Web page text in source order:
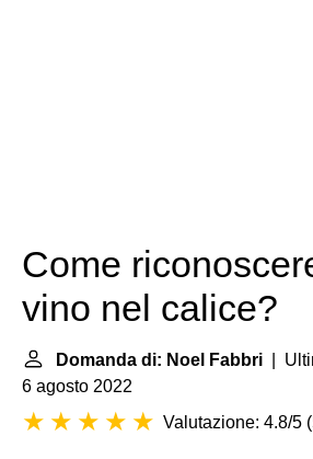
Come
vino nel calice?
Domanda di: Noel Fabbri |
6 agosto 2022
Valutazione: 4.8/5 (